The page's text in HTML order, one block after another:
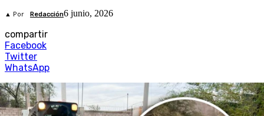
▲ Por Redacción6 junio, 2026
compartir
Facebook
Twitter
WhatsApp